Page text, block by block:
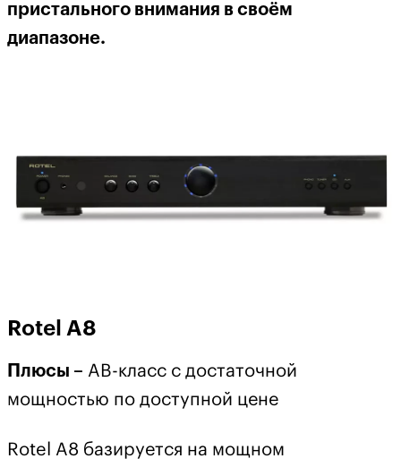
пристального внимания в своём
диапазоне.
Rotel A8
Плюсы – AB-класс с достаточной
мощностью по доступной цене
Rotel A8 базируется на мощном